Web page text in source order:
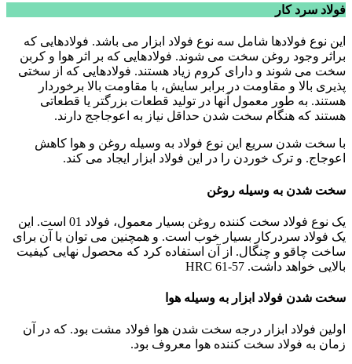
فولاد سرد کار
این نوع فولادها شامل سه نوع فولاد ابزار می باشد. فولادهایی که
براثر وجود روغن سخت می شوند. فولادهایی که بر اثر هوا و کربن
سخت می شوند و دارای کروم زیاد هستند. فولادهایی که از سختی
پذیری بالا و مقاومت در برابر سایش، با مقاومت بالا برخوردار
هستند. به طور معمول آنها در تولید قطعات بزرگتر یا قطعاتی
هستند که هنگام سخت شدن حداقل نیاز به اعوجاجج دارند.
با سخت شدن سریع این نوع فولاد به وسیله روغن و هوا کاهش
اعوجاج. و ترک خوردن را در این فولاد ابزار ایجاد می کند.
سخت شدن به وسیله روغن
یک نوع فولاد سخت کننده روغن بسیار معمول، فولاد 01 است. این
یک فولاد سردرکار بسیار خوب است. و همچنین می توان با آن برای
ساخت چاقو و چنگال. از آن استفاده کرد که محصول نهایی کیفیت
بالایی خواهد داشت. HRC 61-57
سخت شدن فولاد ابزار به وسیله هوا
اولین فولاد ابزار درجه سخت شدن هوا فولاد مشت بود. که در آن
زمان به فولاد سخت کننده هوا معروف بود.